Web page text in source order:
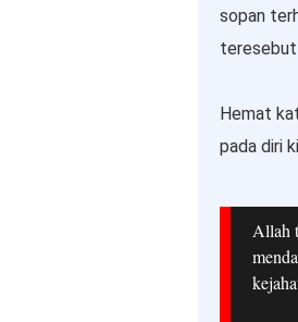
sopan
teresebut
Hemat
pada diri
Allah